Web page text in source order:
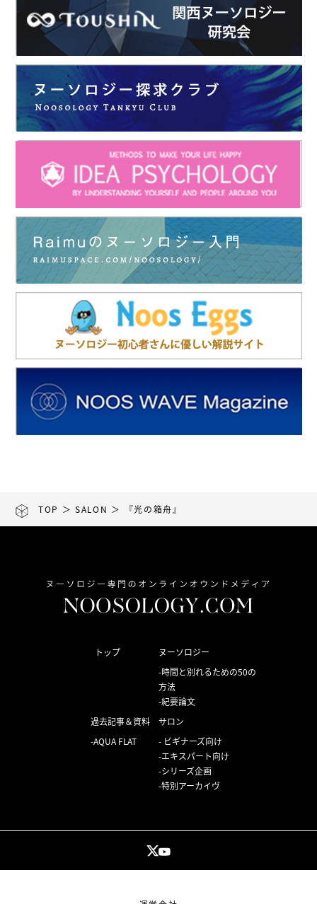
TOP ＞SALON ＞ 『光の箱舟』
トップ
ヌーソロジー
時間と別れるための50の
方法
紀要論文
過去記事＆資料
AQUA FLAT
サロン
ビギナーズ向け
エキスパート向け
シリーズ企画
特別アーカイヴ